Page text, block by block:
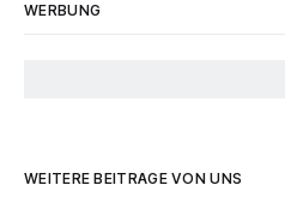
WERBUNG
WEITERE BEITRÄGE VON UNS